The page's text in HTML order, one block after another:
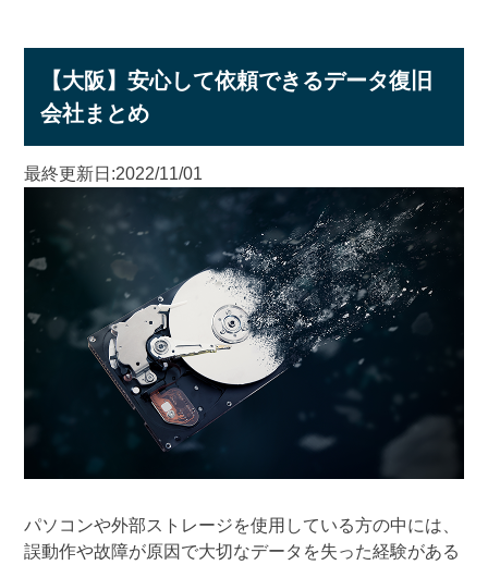
【大阪】安心して依頼できるデータ復旧
会社まとめ
最終更新日:2022/11/01
パソコンや外部ストレージを使用している方の中には、
誤動作や故障が原因で大切なデータを失った経験がある